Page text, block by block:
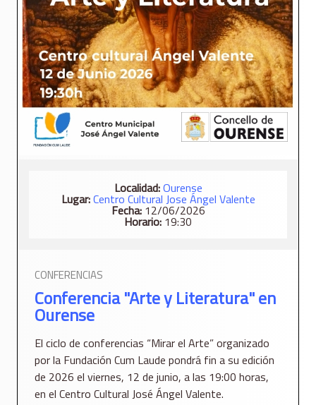
Localidad:Ourense
Lugar:Centro Cultural Jose Ángel Valente
Fecha:12/06/2026
Horario: 19:30
CONFERENCIAS
Conferencia "Arte y Literatura" en
Ourense
El ciclo de conferencias “Mirar el Arte” organizado
por la Fundación Cum Laude pondrá fin a su edición
de 2026 el viernes, 12 de junio, a las 19:00 horas,
en el Centro Cultural José Ángel Valente.